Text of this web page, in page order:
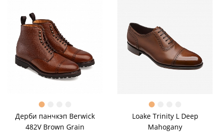
Дерби панчкэп Berwick
482V Brown Grain
Loake Trinity L Deep
Mahogany